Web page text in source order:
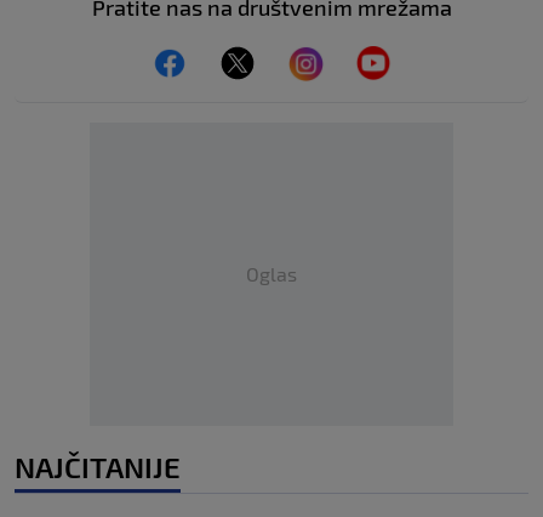
Pratite nas na društvenim mrežama
Oglas
NAJČITANIJE